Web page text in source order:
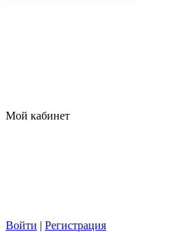
Мой кабинет
Войти | Регистрация